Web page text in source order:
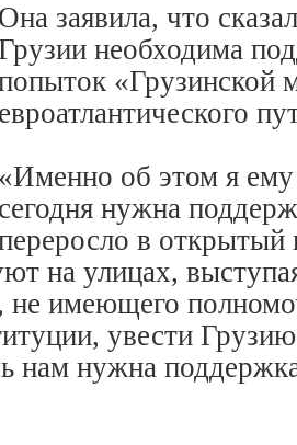
Она заявила, что
необходима
«Грузинской
евроатлантического
«Именно об этом я ему
сегодня нужна
в
на улицах,
не имеющего
увести Грузию
нам нужна